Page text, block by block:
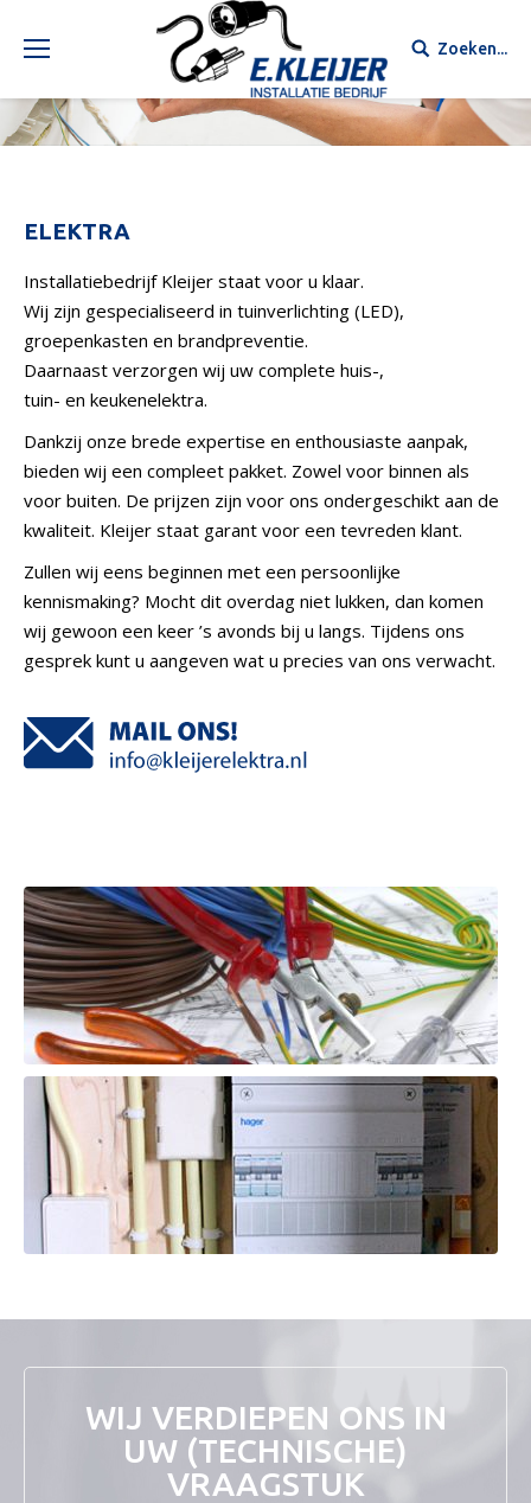
Zoeken...
ELEKTRA
Installatiebedrijf Kleijer staat voor u klaar.
Wij zijn gespecialiseerd in tuinverlichting (LED),
groepenkasten en brandpreventie.
Daarnaast verzorgen wij uw complete huis-,
tuin- en keukenelektra.
Dankzij onze brede expertise en enthousiaste aanpak,
bieden wij een compleet pakket. Zowel voor binnen als
voor buiten. De prijzen zijn voor ons ondergeschikt aan de
kwaliteit. Kleijer staat garant voor een tevreden klant.
Zullen wij eens beginnen met een persoonlijke
kennismaking? Mocht dit overdag niet lukken, dan komen
wij gewoon een keer ’s avonds bij u langs. Tijdens ons
gesprek kunt u aangeven wat u precies van ons verwacht.
WIJ VERDIEPEN ONS IN
UW (TECHNISCHE)
VRAAGSTUK